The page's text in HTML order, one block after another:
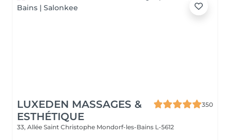
LUXEDEN MASSAGES &
ESTHÉTIQUE
350
33, Allée Saint Christophe Mondorf-les-Bains L-5612